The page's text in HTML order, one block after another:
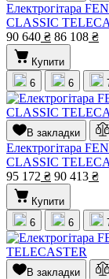
Електрогітара
CLASSIC
90 640 ₴ 86 108 ₴
Купити
6
6
В закладки
Електрогітара
CLASSIC
95 172 ₴ 90 413 ₴
Купити
6
6
В закладки